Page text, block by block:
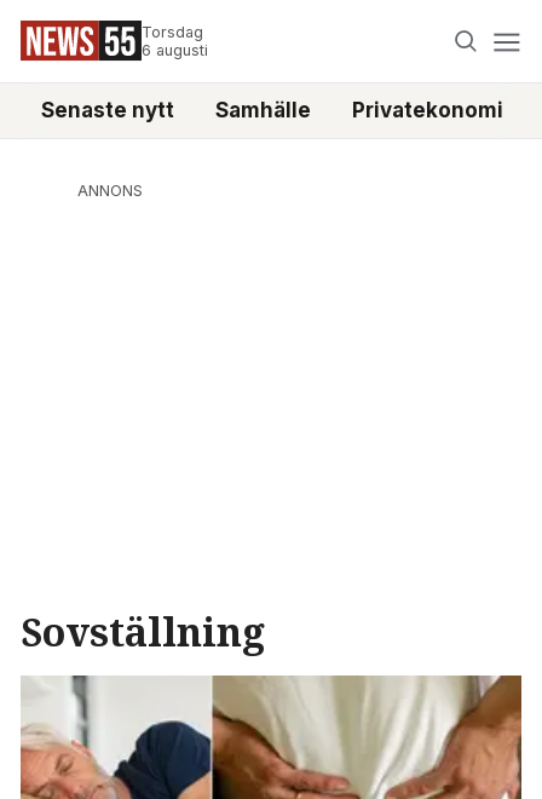
Torsdag
6 augusti
Senaste nytt Samhälle Privatekonomi
ANNONS
Sovställning